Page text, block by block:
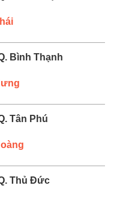
Bình Thạnh
Tân Phú
Thủ Đức